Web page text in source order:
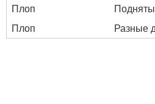
Плоп
Плоп
Разные